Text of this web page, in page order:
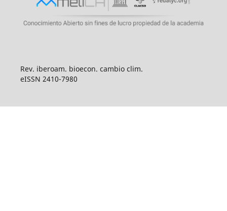
Rev. iberoam. bioecon. cambio clim.
eISSN 2410-7980